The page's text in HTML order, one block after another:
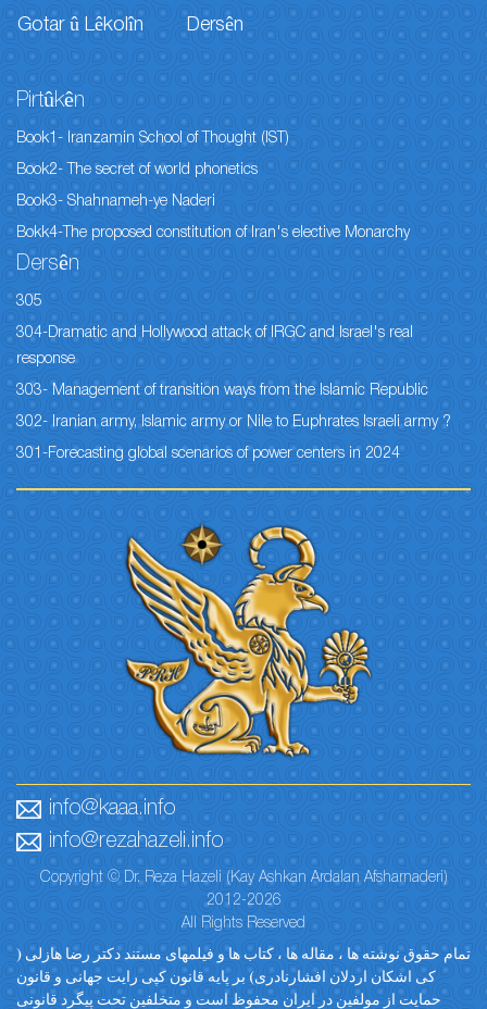
Gotar û Lêkolîn Dersên
Pirtûkên
Book1- Iranzamin School of Thought (IST)
Book2- The secret of world phonetics
Book3- Shahnameh-ye Naderi
Bokk4-The proposed constitution of Iran's elective Monarchy
Dersên
305
304-Dramatic and Hollywood attack of IRGC and Israel's real
response
303- Management of transition ways from the Islamic Republic
302- Iranian army, Islamic army or Nile to Euphrates Israeli army ?
301-Forecasting global scenarios of power centers in 2024
info@kaaa.info
info@rezahazeli.info
Copyright © Dr. Reza Hazeli (Kay Ashkan Ardalan Afsharnaderi)
2012-2026
All Rights Reserved
تمام حقوق نوشته ها ، مقاله ها ، کتاب ها و فیلمهای مستند دکتر رضا هازلی (
کی اشکان اردلان افشارنادری) بر پایه قانون کپی رایت جهانی و قانون
حمایت از مولفین در ایران محفوظ است و متخلفین تحت پیگرد قانونی